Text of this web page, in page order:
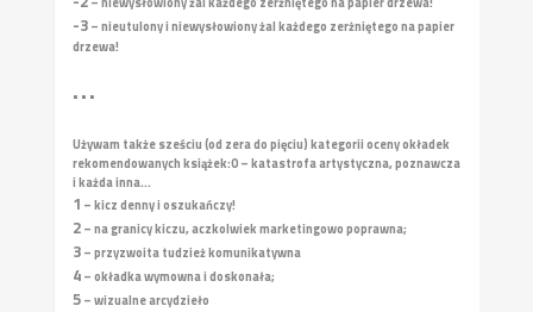
-3– nieutulony i niewysłowiony żal każdego zerżniętego na papier
drzewa!
• • •
Używam także sześciu (od zera do pięciu) kategorii oceny okładek
rekomendowanych książek:0 – katastrofa artystyczna, poznawcza
i każda inna...
1 – kicz denny i oszukańczy!
2– na granicy kiczu, aczkolwiek marketingowo poprawna;
3– przyzwoita tudzież komunikatywna
4– okładka wymowna i doskonała;
5– wizualne arcydzieło